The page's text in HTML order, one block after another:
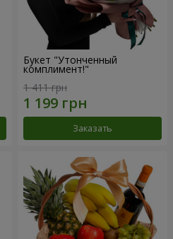
Букет "Утонченный
комплимент!"
1 411 грн
Заказать